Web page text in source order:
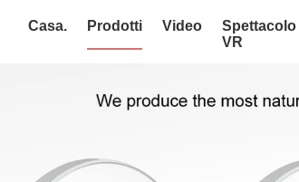
Casa. Prodotti Video
Spettacolo
VR